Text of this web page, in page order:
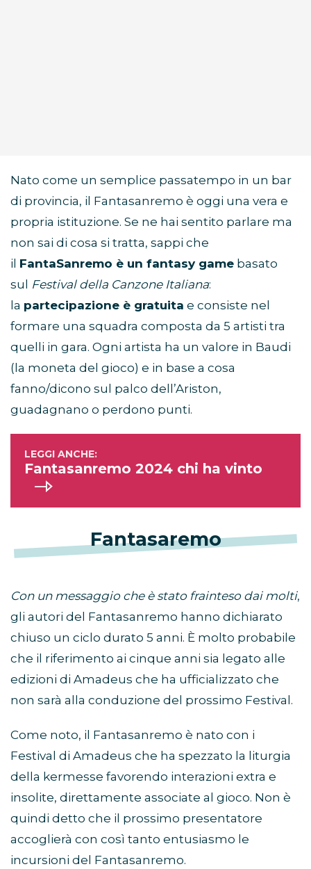
Nato come un semplice passatempo in un bar
di provincia, il Fantasanremo è oggi una vera e
propria istituzione. Se ne hai sentito parlare ma
non sai di cosa si tratta, sappi che
il FantaSanremo è un fantasy game basato
sul Festival della Canzone Italiana:
la partecipazione è gratuita e consiste nel
formare una squadra composta da 5 artisti tra
quelli in gara. Ogni artista ha un valore in Baudi
(la moneta del gioco) e in base a cosa
fanno/dicono sul palco dell’Ariston,
guadagnano o perdono punti.
Fantasanremo 2024 chi ha vinto
Fantasaremo
Con un messaggio che è stato frainteso dai molti,
gli autori del Fantasanremo hanno dichiarato
chiuso un ciclo durato 5 anni. È molto probabile
che il riferimento ai cinque anni sia legato alle
edizioni di Amadeus che ha ufficializzato che
non sarà alla conduzione del prossimo Festival.
Come noto, il Fantasanremo è nato con i
Festival di Amadeus che ha spezzato la liturgia
della kermesse favorendo interazioni extra e
insolite, direttamente associate al gioco. Non è
quindi detto che il prossimo presentatore
accoglierà con così tanto entusiasmo le
incursioni del Fantasanremo.